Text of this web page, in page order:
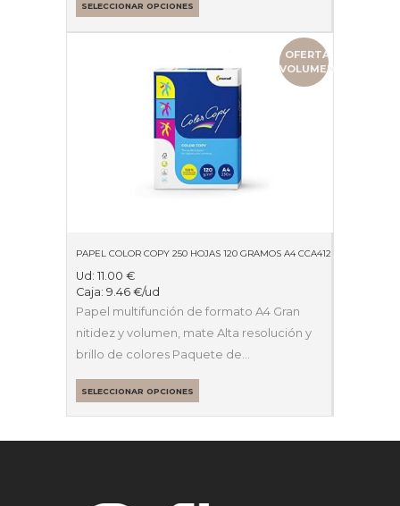
SELECCIONAR OPCIONES
OFERTA
VOLUMEN
PAPEL COLOR COPY 250 HOJAS 120 GRAMOS A4 CCA4120
Ud: 11.00 €
Caja: 9.46 €/ud
Papel multifunción de formato A4 Gran
nitidez y volumen, mate Alta resolución y
brillo de colores Paquete de…
SELECCIONAR OPCIONES